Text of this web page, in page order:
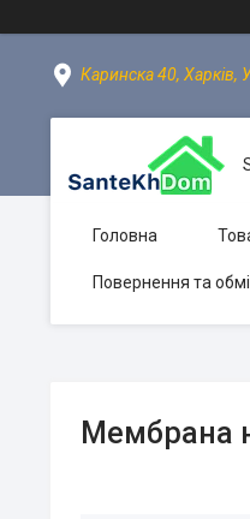
Каринска 40, Харків,
Головна
Повернення та
Мембрана